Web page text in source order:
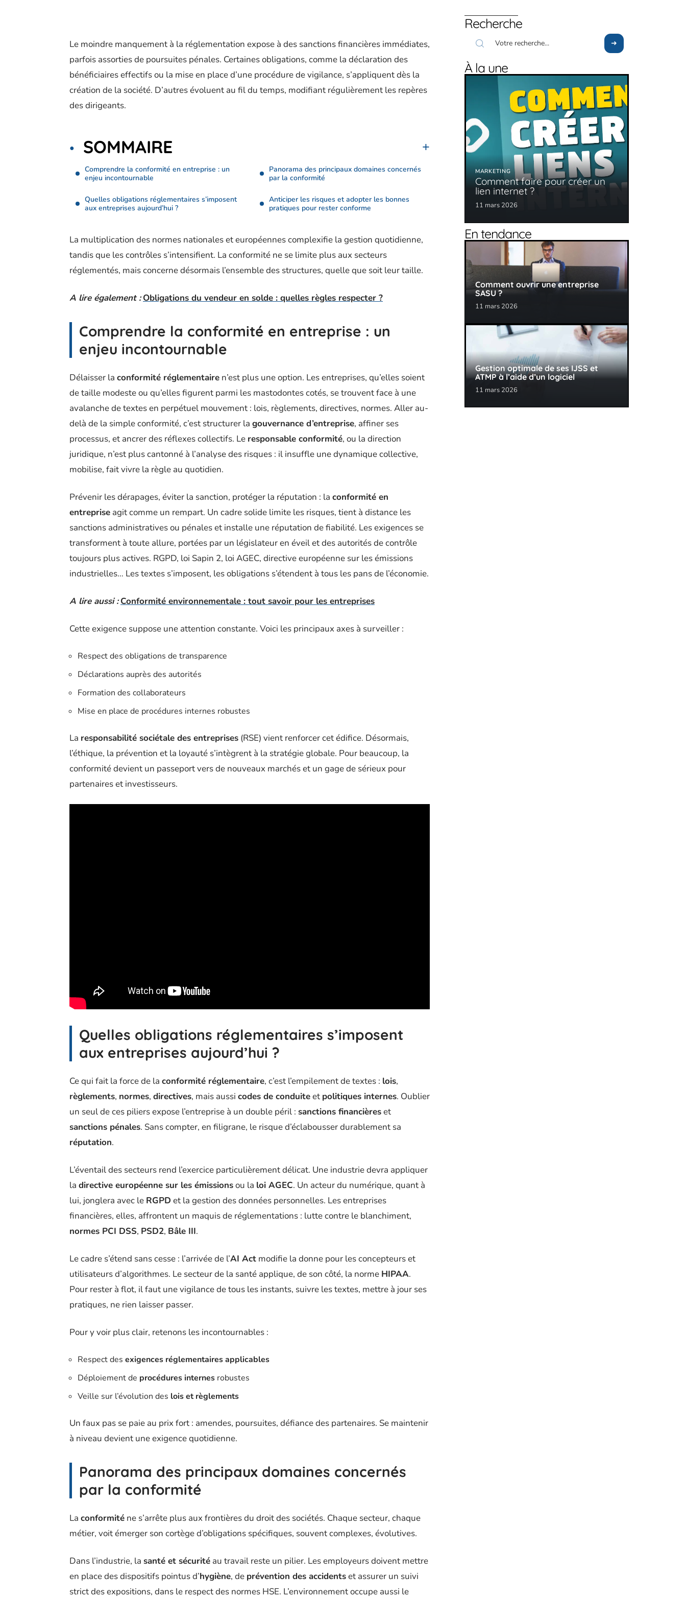
Le moindre manquement à la réglementation expose à des sanctions financières immédiates,
parfois assorties de poursuites pénales. Certaines obligations, comme la déclaration des
bénéficiaires effectifs ou la mise en place d’une procédure de vigilance, s’appliquent dès la
création de la société. D’autres évoluent au fil du temps, modifiant régulièrement les repères
des dirigeants.
SOMMAIRE
Comprendre la conformité en entreprise : un
enjeu incontournable
Quelles obligations réglementaires s’imposent
aux entreprises aujourd’hui ?
Panorama des principaux domaines concernés
par la conformité
Anticiper les risques et adopter les bonnes
pratiques pour rester conforme
La multiplication des normes nationales et européennes complexifie la gestion quotidienne,
tandis que les contrôles s’intensifient. La conformité ne se limite plus aux secteurs
réglementés, mais concerne désormais l’ensemble des structures, quelle que soit leur taille.
A lire également : Obligations du vendeur en solde : quelles règles respecter ?
Comprendre la conformité en entreprise : un
enjeu incontournable
Délaisser la conformité réglementaire n’est plus une option. Les entreprises, qu’elles soient
de taille modeste ou qu’elles figurent parmi les mastodontes cotés, se trouvent face à une
avalanche de textes en perpétuel mouvement : lois, règlements, directives, normes. Aller au-
delà de la simple conformité, c’est structurer la gouvernance d’entreprise, affiner ses
processus, et ancrer des réflexes collectifs. Le responsable conformité, ou la direction
juridique, n’est plus cantonné à l’analyse des risques : il insuffle une dynamique collective,
mobilise, fait vivre la règle au quotidien.
Prévenir les dérapages, éviter la sanction, protéger la réputation : la conformité en
entreprise agit comme un rempart. Un cadre solide limite les risques, tient à distance les
sanctions administratives ou pénales et installe une réputation de fiabilité. Les exigences se
transforment à toute allure, portées par un législateur en éveil et des autorités de contrôle
toujours plus actives. RGPD, loi Sapin 2, loi AGEC, directive européenne sur les émissions
industrielles… Les textes s’imposent, les obligations s’étendent à tous les pans de l’économie.
A lire aussi : Conformité environnementale : tout savoir pour les entreprises
Cette exigence suppose une attention constante. Voici les principaux axes à surveiller :
Respect des obligations de transparence
Déclarations auprès des autorités
Formation des collaborateurs
Mise en place de procédures internes robustes
La responsabilité sociétale des entreprises (RSE) vient renforcer cet édifice. Désormais,
l’éthique, la prévention et la loyauté s’intègrent à la stratégie globale. Pour beaucoup, la
conformité devient un passeport vers de nouveaux marchés et un gage de sérieux pour
partenaires et investisseurs.
Quelles obligations réglementaires s’imposent
aux entreprises aujourd’hui ?
Ce qui fait la force de la conformité réglementaire, c’est l’empilement de textes : lois,
règlements, normes, directives, mais aussi codes de conduiteet politiques internes. Oublier
un seul de ces piliers expose l’entreprise à un double péril : sanctions financièreset
sanctions pénales. Sans compter, en filigrane, le risque d’éclabousser durablement sa
réputation.
L’éventail des secteurs rend l’exercice particulièrement délicat. Une industrie devra appliquer
la directive européenne sur les émissionsou la loi AGEC. Un acteur du numérique, quant à
lui, jonglera avec le RGPD et la gestion des données personnelles. Les entreprises
financières, elles, affrontent un maquis de réglementations : lutte contre le blanchiment,
normes PCI DSS, PSD2, Bâle III.
Le cadre s’étend sans cesse : l’arrivée de l’AI Act modifie la donne pour les concepteurs et
utilisateurs d’algorithmes. Le secteur de la santé applique, de son côté, la norme HIPAA.
Pour rester à flot, il faut une vigilance de tous les instants, suivre les textes, mettre à jour ses
pratiques, ne rien laisser passer.
Pour y voir plus clair, retenons les incontournables :
Respect des exigences réglementaires applicables
Déploiement de procédures internes robustes
Veille sur l’évolution des lois et règlements
Un faux pas se paie au prix fort : amendes, poursuites, défiance des partenaires. Se maintenir
à niveau devient une exigence quotidienne.
Panorama des principaux domaines concernés
par la conformité
La conformité ne s’arrête plus aux frontières du droit des sociétés. Chaque secteur, chaque
métier, voit émerger son cortège d’obligations spécifiques, souvent complexes, évolutives.
Dans l’industrie, la santé et sécurité au travail reste un pilier. Les employeurs doivent mettre
en place des dispositifs pointus d’hygiène, de prévention des accidentset assurer un suivi
strict des expositions, dans le respect des normes HSE. L’environnement occupe aussi le
Recherche
À la une
MARKETING
Comment faire pour créer un
lien internet ?
11 mars 2026
En tendance
Comment ouvrir une entreprise
SASU ?
11 mars 2026
Gestion optimale de ses IJSS et
ATMP à l’aide d’un logiciel
11 mars 2026